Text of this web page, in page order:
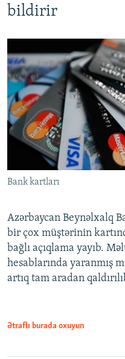
bildirir
Bank kartları
Azərbaycan Beynəlxalq
bir çox müştərinin
bağlı açıqlama yayıb.
hesablarında yaranmış
artıq tam aradan
Ətraflı burada oxuyun